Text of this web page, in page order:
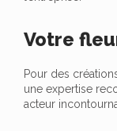
Votre
Pour des
une expertise
acteur